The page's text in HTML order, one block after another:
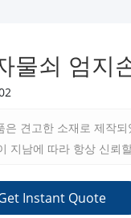
물쇠 엄지
은 견고한 소재로 제작
지남에 따라 항상 신뢰
Instant Quote